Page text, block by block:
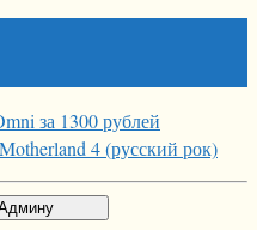
за 1300 рублей
4 (русский рок)